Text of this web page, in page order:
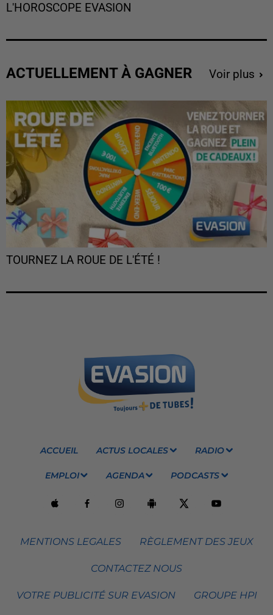
L'HOROSCOPE EVASION
ACTUELLEMENT À GAGNER Voir plus
TOURNEZ LA ROUE DE L'ÉTÉ !
ACCUEIL ACTUS LOCALES RADIO
EMPLOI AGENDA PODCASTS
MENTIONS LEGALES RÈGLEMENT DES JEUX
CONTACTEZ NOUS
VOTRE PUBLICITÉ SUR EVASION GROUPE HPI